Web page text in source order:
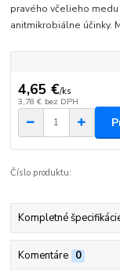
pravého včelieho
anitmikrobiálne účinky.
4,65 €/ks
3,78 € bez DPH
Číslo produktu:
Kompletné
Komentáre 0